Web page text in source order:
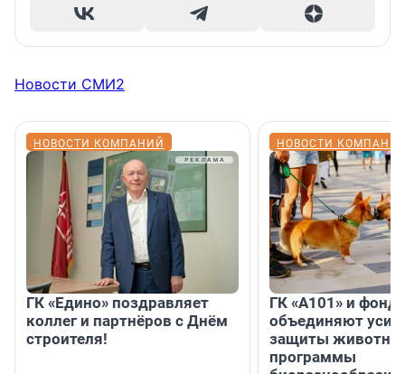
Новости СМИ2
НОВОСТИ КОМПАНИЙ
ГК «Едино» поздравляет
коллег и партнёров с Днём
строителя!
НОВОСТИ
ГК «А101» и фонд
объединяют
защиты
программы